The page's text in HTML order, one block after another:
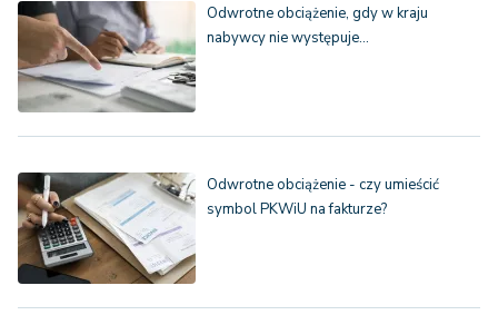
Odwrotne obciążenie, gdy w kraju
nabywcy nie występuje…
Odwrotne obciążenie - czy umieścić
symbol PKWiU na fakturze?